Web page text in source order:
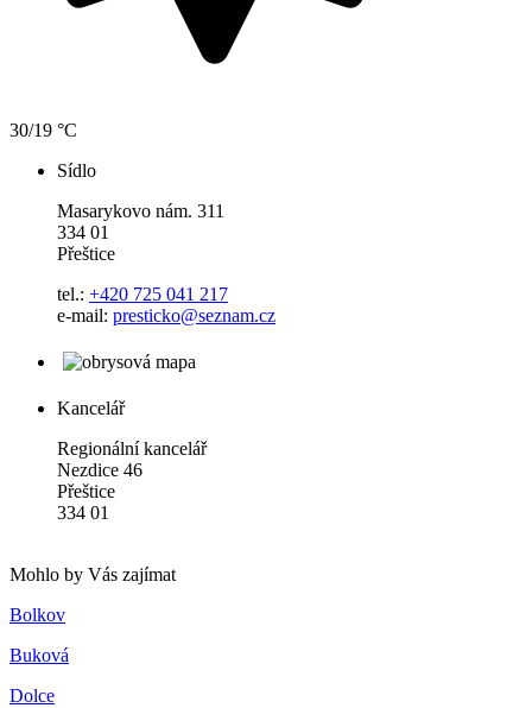
30/19 °C
Sídlo
Masarykovo nám. 311
334 01
Přeštice
tel.: +420 725 041 217
e-mail: presticko@seznam.cz
Kancelář
Regionální kancelář
Nezdice 46
Přeštice
334 01
Mohlo by Vás zajímat
Bolkov
Buková
Dolce